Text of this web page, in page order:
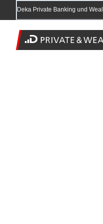
Deka Private Banking und